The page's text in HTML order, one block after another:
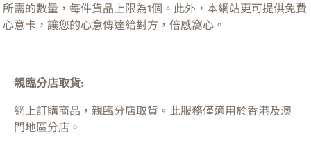
所需的數量，每件貨品上限為1個。此外，本網站更可提供免費
心意卡，讓您的心意傳達給對方，倍感窩心。
親臨分店取貨:
網上訂購商品，親臨分店取貨。此服務僅適用於香港及澳
門地區分店。